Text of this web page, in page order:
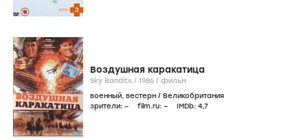
Воздушная каракатица
Sky Bandits / 1986 / фильм
военный, вестерн / Великобритания
зрители: – film.ru: – IMDb: 4,7